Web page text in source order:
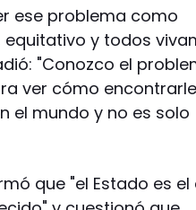
ese problema como
y todos
"Conozco el
ver cómo
el mundo y no es solo
que "el Estado es el